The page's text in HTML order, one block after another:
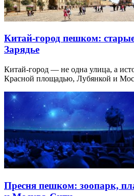
Китай-город пешком:
Зарядье
Китай-город — не одна улица, а
Красной площадью, Лубянкой и
Пресня пешком: зоопарк,